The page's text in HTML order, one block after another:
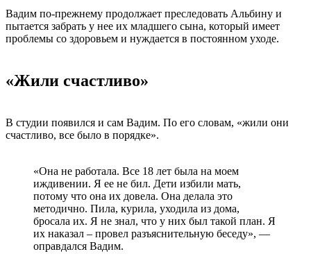
Вадим по-прежнему продолжает преследовать Альбину и
пытается забрать у нее их младшего сына, который имеет
проблемы со здоровьем и нуждается в постоянном уходе.
«Жили счастливо»
В студии появился и сам Вадим. По его словам, «жили они
счастливо, все было в порядке».
«Она не работала. Все 18 лет была на моем
иждивении. Я ее не бил. Дети избили мать,
потому что она их довела. Она делала это
методично. Пила, курила, уходила из дома,
бросала их. Я не знал, что у них был такой план. Я
их наказал – провел разъяснительную беседу», —
оправдался Вадим.